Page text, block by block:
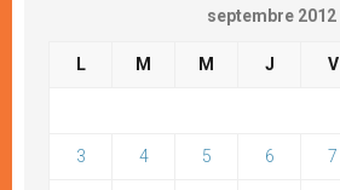
septembre 2012
L M M J V
3 4 5 6 7